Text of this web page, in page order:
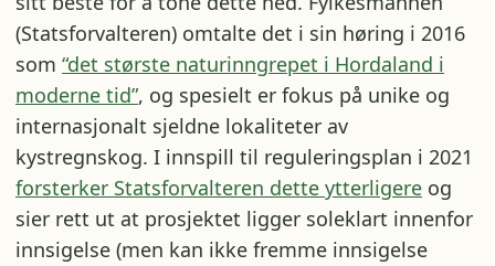
(Statsforvalteren) omtalte det i sin høring i 2016
som “det største naturinngrepet i Hordaland i
moderne tid”, og spesielt er fokus på unike og
internasjonalt sjeldne lokaliteter av
kystregnskog. I innspill til reguleringsplan i 2021
forsterker Statsforvalteren dette ytterligere og
sier rett ut at prosjektet ligger soleklart innenfor
innsigelse (men kan ikke fremme innsigelse